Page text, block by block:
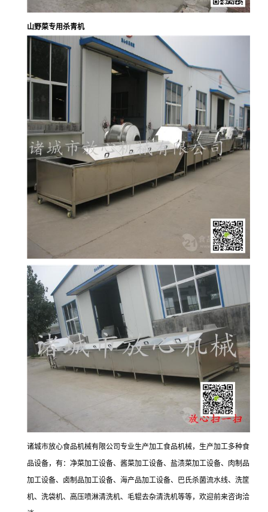
山野菜专用杀青机
诸城市放心食品机械有限公司专业生产加工食品机械，生产加工多种食
品设备，有：净菜加工设备、酱菜加工设备、盐渍菜加工设备、肉制品
加工设备、卤制品加工设备、海产品加工设备、巴氏杀菌流水线、洗筐
机、洗袋机、高压喷淋清洗机、毛辊去杂清洗机等等，欢迎前来咨询洽